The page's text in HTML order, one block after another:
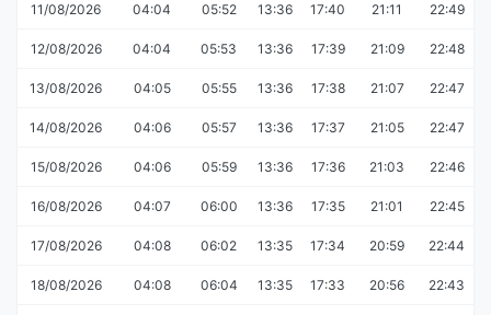
11/08/2026 04:04 05:52 13:36 17:40 21:11 22:49
12/08/2026 04:04 05:53 13:36 17:39 21:09 22:48
13/08/2026 04:05 05:55 13:36 17:38 21:07 22:47
14/08/2026 04:06 05:57 13:36 17:37 21:05 22:47
15/08/2026 04:06 05:59 13:36 17:36 21:03 22:46
16/08/2026 04:07 06:00 13:36 17:35 21:01 22:45
17/08/2026 04:08 06:02 13:35 17:34 20:59 22:44
18/08/2026 04:08 06:04 13:35 17:33 20:56 22:43